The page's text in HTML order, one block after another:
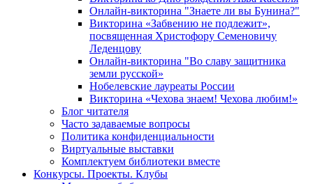
Онлайн-викторина "Знаете ли вы Бунина?"
Викторина «Забвению не подлежит»,
посвященная Христофору Семеновичу
Леденцову
Онлайн-викторина "Во славу защитника
земли русской»
Нобелевские лауреаты России
Викторина «Чехова знаем! Чехова любим!»
Блог читателя
Часто задаваемые вопросы
Политика конфиденциальности
Виртуальные выставки
Комплектуем библиотеки вместе
Конкурсы. Проекты. Клубы